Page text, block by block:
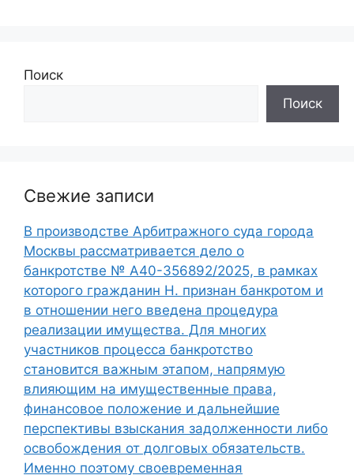
Поиск
Поиск
Свежие записи
В производстве Арбитражного суда города
Москвы рассматривается дело о
банкротстве № А40-356892/2025, в рамках
которого гражданин Н. признан банкротом и
в отношении него введена процедура
реализации имущества. Для многих
участников процесса банкротство
становится важным этапом, напрямую
влияющим на имущественные права,
финансовое положение и дальнейшие
перспективы взыскания задолженности либо
освобождения от долговых обязательств.
Именно поэтому своевременная